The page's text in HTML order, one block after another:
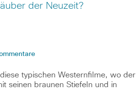
der Neuzeit?
typischen Westernfilme, wo der
seinen braunen Stiefeln und in